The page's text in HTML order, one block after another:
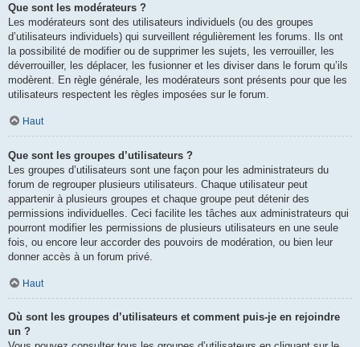
Que sont les modérateurs ?
Les modérateurs sont des utilisateurs individuels (ou des groupes
d’utilisateurs individuels) qui surveillent régulièrement les forums. Ils ont
la possibilité de modifier ou de supprimer les sujets, les verrouiller, les
déverrouiller, les déplacer, les fusionner et les diviser dans le forum qu’ils
modèrent. En règle générale, les modérateurs sont présents pour que les
utilisateurs respectent les règles imposées sur le forum.
Haut
Que sont les groupes d’utilisateurs ?
Les groupes d’utilisateurs sont une façon pour les administrateurs du
forum de regrouper plusieurs utilisateurs. Chaque utilisateur peut
appartenir à plusieurs groupes et chaque groupe peut détenir des
permissions individuelles. Ceci facilite les tâches aux administrateurs qui
pourront modifier les permissions de plusieurs utilisateurs en une seule
fois, ou encore leur accorder des pouvoirs de modération, ou bien leur
donner accès à un forum privé.
Haut
Où sont les groupes d’utilisateurs et comment puis-je en rejoindre
un ?